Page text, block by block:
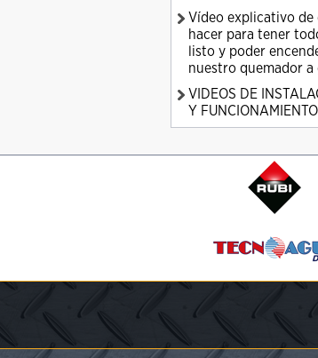
Vídeo explicativo de
hacer para tener
listo y poder
nuestro quemador a
VIDEOS DE
Y